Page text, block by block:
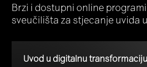
Brzi i dostupni online
sveučilišta za stjecanje uvida
Uvod u digitalnu transformaciju